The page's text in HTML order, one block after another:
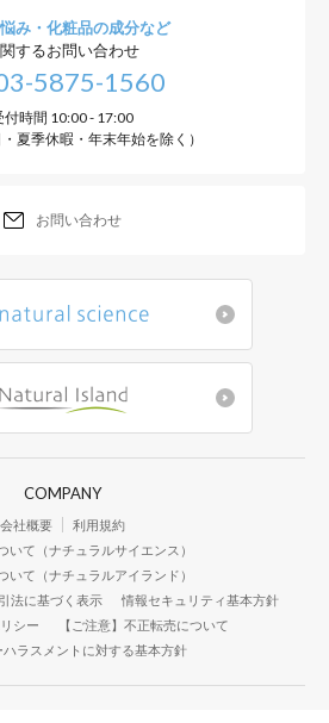
み・化粧品の成分など
するお問い合わせ
5875-1560
付時間 10:00 - 17:00
・夏季休暇・年末年始を除く）
お問い合わせ
COMPANY
会社概要
利用規約
いて（ナチュラルサイエンス）
いて（ナチュラルアイランド）
法に基づく表示
情報セキュリティ基本方針
シー
【ご注意】不正転売について
ハラスメントに対する基本方針